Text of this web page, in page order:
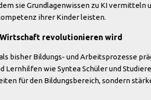
sie Grundlagenwissen zu KI vermitteln
ihrer Kinder leisten.
Wirtschaft revolutionieren wird
bisher Bildungs- und Arbeitsprozesse
wie Syntea Schüler und
für den Bildungsbereich, sondern